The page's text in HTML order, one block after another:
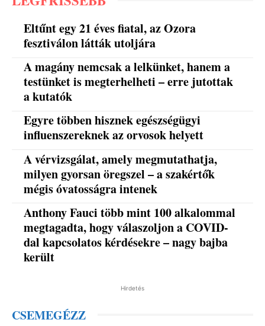
Eltűnt egy 21 éves fiatal, az Ozora
fesztiválon látták utoljára
A magány nemcsak a lelkünket, hanem a
testünket is megterhelheti – erre jutottak
a kutatók
Egyre többen hisznek egészségügyi
influenszereknek az orvosok helyett
A vérvizsgálat, amely megmutathatja,
milyen gyorsan öregszel – a szakértők
mégis óvatosságra intenek
Anthony Fauci több mint 100 alkalommal
megtagadta, hogy válaszoljon a COVID-
dal kapcsolatos kérdésekre – nagy bajba
került
Hirdetés
CSEMEGÉZZ